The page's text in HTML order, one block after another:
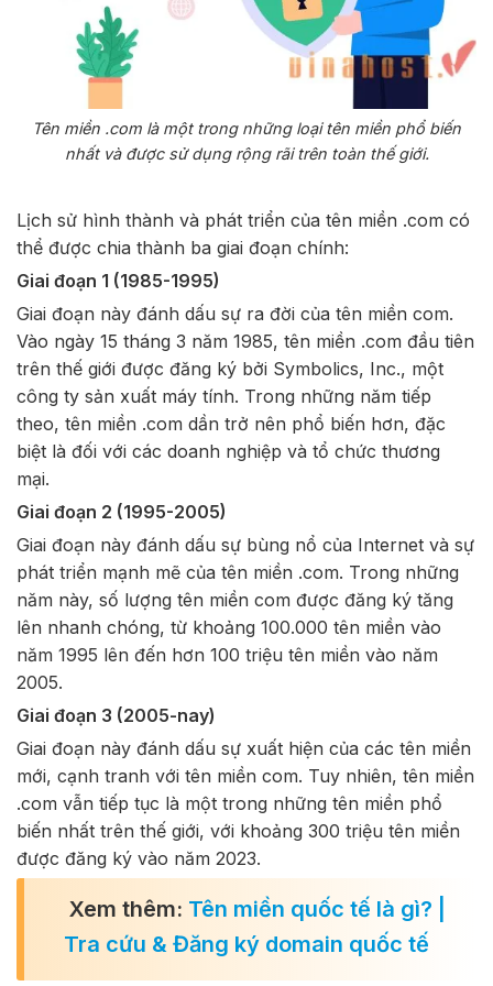
Tên miền .com là một trong những loại tên miền phổ biến
nhất và được sử dụng rộng rãi trên toàn thế giới.
Lịch sử hình thành và phát triển của tên miền .com có
thể được chia thành ba giai đoạn chính:
Giai đoạn 1 (1985-1995)
Giai đoạn này đánh dấu sự ra đời của tên miền com.
Vào ngày 15 tháng 3 năm 1985, tên miền .com đầu tiên
trên thế giới được đăng ký bởi Symbolics, Inc., một
công ty sản xuất máy tính. Trong những năm tiếp
theo, tên miền .com dần trở nên phổ biến hơn, đặc
biệt là đối với các doanh nghiệp và tổ chức thương
mại.
Giai đoạn 2 (1995-2005)
Giai đoạn này đánh dấu sự bùng nổ của Internet và sự
phát triển mạnh mẽ của tên miền .com. Trong những
năm này, số lượng tên miền com được đăng ký tăng
lên nhanh chóng, từ khoảng 100.000 tên miền vào
năm 1995 lên đến hơn 100 triệu tên miền vào năm
2005.
Giai đoạn 3 (2005-nay)
Giai đoạn này đánh dấu sự xuất hiện của các tên miền
mới, cạnh tranh với tên miền com. Tuy nhiên, tên miền
.com vẫn tiếp tục là một trong những tên miền phổ
biến nhất trên thế giới, với khoảng 300 triệu tên miền
được đăng ký vào năm 2023.
Xem thêm: Tên miền quốc tế là gì? |
Tra cứu & Đăng ký domain quốc tế